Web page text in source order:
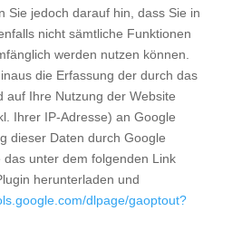
Sie jedoch darauf hin, dass Sie in
nicht sämtliche Funktionen
werden nutzen können.
die Erfassung der durch das
auf Ihre Nutzung der Website
Ihrer IP-Adresse) an Google
dieser Daten durch Google
unter dem folgenden Link
herunterladen und
dlpage/gaoptout?